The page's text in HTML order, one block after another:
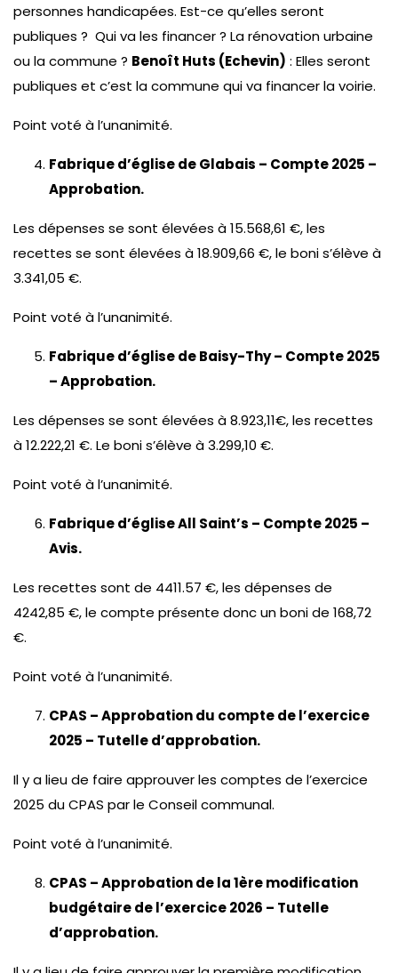
personnes handicapées. Est-ce qu’elles seront
publiques ? Qui va les financer ? La rénovation urbaine
ou la commune ? Benoît Huts (Echevin) : Elles seront
publiques et c’est la commune qui va financer la voirie.
Point voté à l’unanimité.
Fabrique d’église de Glabais – Compte 2025 –
Approbation.
Les dépenses se sont élevées à 15.568,61 €, les
recettes se sont élevées à 18.909,66 €, le boni s’élève à
3.341,05 €.
Point voté à l’unanimité.
Fabrique d’église de Baisy-Thy – Compte 2025
– Approbation.
Les dépenses se sont élevées à 8.923,11€, les recettes
à 12.222,21 €. Le boni s’élève à 3.299,10 €.
Point voté à l’unanimité.
Fabrique d’église All Saint’s – Compte 2025 –
Avis.
Les recettes sont de 4411.57 €, les dépenses de
4242,85 €, le compte présente donc un boni de 168,72
€.
Point voté à l’unanimité.
CPAS – Approbation du compte de l’exercice
2025 – Tutelle d’approbation.
Il y a lieu de faire approuver les comptes de l’exercice
2025 du CPAS par le Conseil communal.
Point voté à l’unanimité.
CPAS – Approbation de la 1ère modification
budgétaire de l’exercice 2026 – Tutelle
d’approbation.